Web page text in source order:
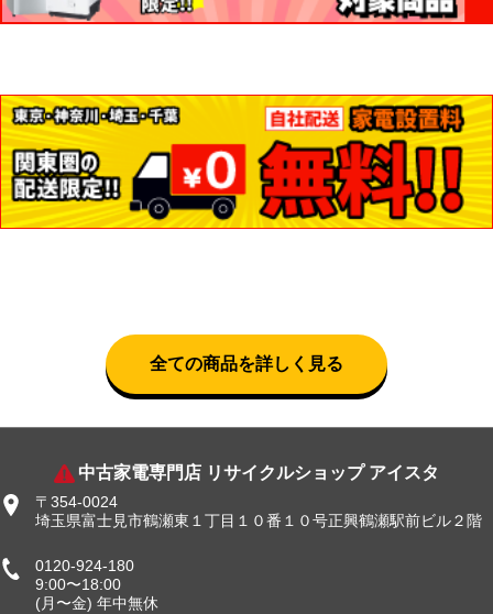
全ての商品を詳しく見る
中古家電専門店 リサイクルショップ アイスタ
〒354-0024
埼玉県富士見市鶴瀬東１丁目１０番１０号正興鶴瀬駅前ビル２階
0120-924-180
9:00〜18:00
(月〜金) 年中無休